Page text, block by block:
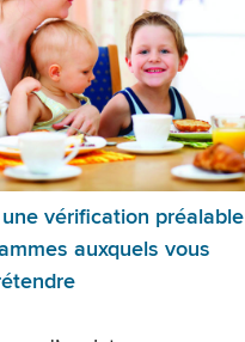
une vérification préalable
auxquels vous